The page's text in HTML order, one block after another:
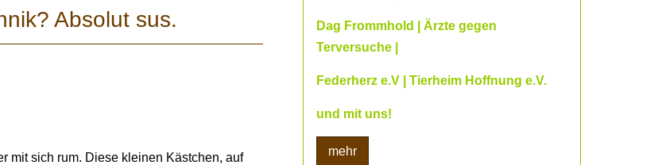
Absolut sus.
mit sich rum. Diese kleinen Kästchen, auf
Dag Frommhold | Ärzte gegen
Terversuche |
Federherz e.V | Tierheim Hoffnung e.V.
und mit uns!
mehr